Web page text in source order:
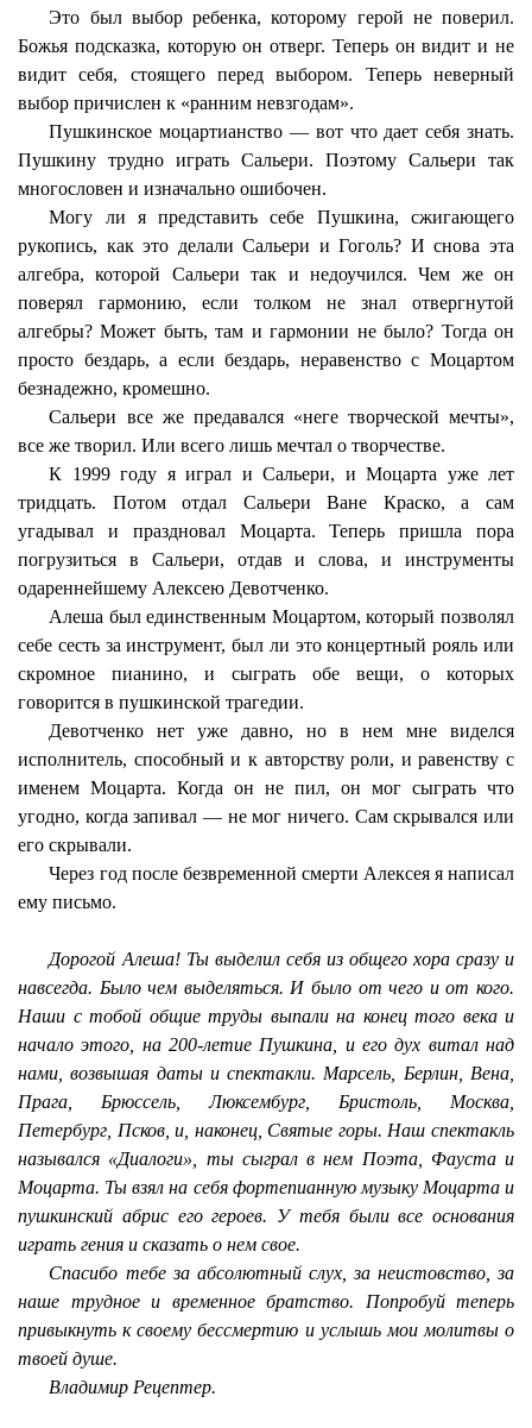
Это был выбор ребенка, которому герой не поверил.
Божья подсказка, которую он отверг. Теперь он видит и не
видит себя, стоящего перед выбором. Теперь неверный
выбор причислен к «ранним невзгодам».
Пушкинское моцартианство — вот что дает себя знать.
Пушкину трудно играть Сальери. Поэтому Сальери так
многословен и изначально ошибочен.
Могу ли я представить себе Пушкина, сжигающего
рукопись, как это делали Сальери и Гоголь? И снова эта
алгебра, которой Сальери так и недоучился. Чем же он
поверял гармонию, если толком не знал отвергнутой
алгебры? Может быть, там и гармонии не было? Тогда он
просто бездарь, а если бездарь, неравенство с Моцартом
безнадежно, кромешно.
Сальери все же предавался «неге творческой мечты»,
все же творил. Или всего лишь мечтал о творчестве.
К 1999 году я играл и Сальери, и Моцарта уже лет
тридцать. Потом отдал Сальери Ване Краско, а сам
угадывал и праздновал Моцарта. Теперь пришла пора
погрузиться в Сальери, отдав и слова, и инструменты
одареннейшему Алексею Девотченко.
Алеша был единственным Моцартом, который позволял
себе сесть за инструмент, был ли это концертный рояль или
скромное пианино, и сыграть обе вещи, о которых
говорится в пушкинской трагедии.
Девотченко нет уже давно, но в нем мне виделся
исполнитель, способный и к авторству роли, и равенству с
именем Моцарта. Когда он не пил, он мог сыграть что
угодно, когда запивал — не мог ничего. Сам скрывался или
его скрывали.
Через год после безвременной смерти Алексея я написал
ему письмо.
Дорогой Алеша! Ты выделил себя из общего хора сразу и
навсегда. Было чем выделяться. И было от чего и от кого.
Наши с тобой общие труды выпали на конец того века и
начало этого, на 200-летие Пушкина, и его дух витал над
нами, возвышая даты и спектакли. Марсель, Берлин, Вена,
Прага, Брюссель, Люксембург, Бристоль, Москва,
Петербург, Псков, и, наконец, Святые горы. Наш спектакль
назывался «Диалоги», ты сыграл в нем Поэта, Фауста и
Моцарта. Ты взял на себя фортепианную музыку Моцарта и
пушкинский абрис его героев. У тебя были все основания
играть гения и сказать о нем свое.
Спасибо тебе за абсолютный слух, за неистовство, за
наше трудное и временное братство. Попробуй теперь
привыкнуть к своему бессмертию и услышь мои молитвы о
твоей душе.
Владимир Рецептер.